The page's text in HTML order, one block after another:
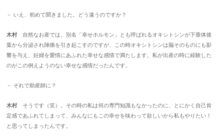
－ いえ、初めて聞きました。どう違うのですか？
木村 自然なお産では、別名「幸せホルモン」とも呼ばれるオキシトシンが下垂体後
葉から分泌され陣痛を引き起こすのですが、この時オキシトシンは脳そのものにも影
響を与え、妊婦を愛情にあふれた幸せな感情で満たします。私が出産の時に経験した
のがこの例えようのない幸せな感情だったんです。
－ それで助産師に？
木村 そうです（笑）。その時の私は何の専門知識もなかったのに、とにかく自己肯
定感であふれてしまって、みんなにもこの幸せを味わって欲しいから私もやりたい！
と思ってしまったんです。